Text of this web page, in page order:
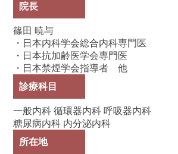
院長
篠田 暁与
・日本内科学会総合内科専門医
・日本抗加齢医学会専門医
・日本禁煙学会指導者 他
診療科目
一般内科 循環器内科 呼吸器内科
糖尿病内科 内分泌内科
所在地